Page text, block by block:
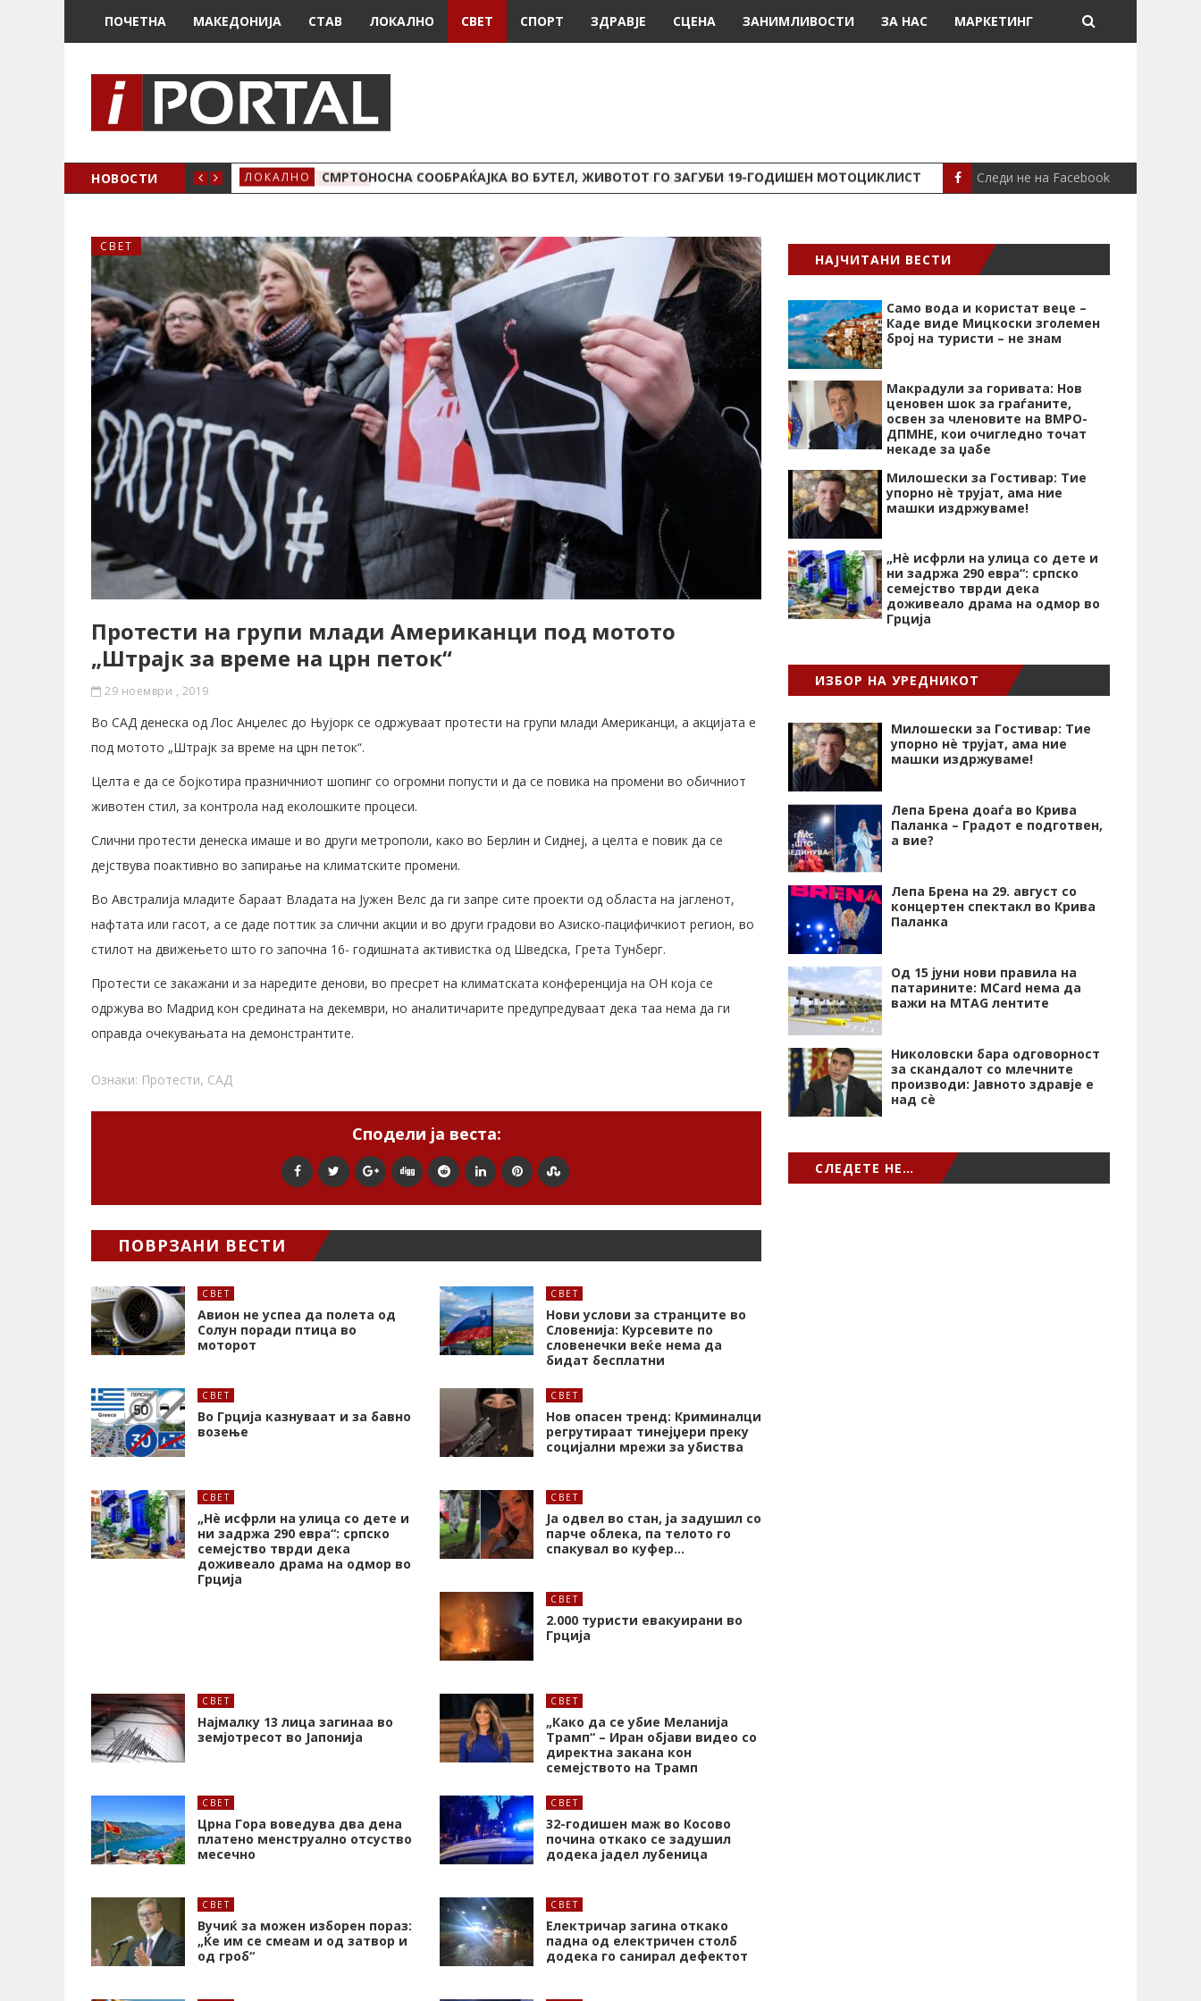
ПОЧЕТНА МАКЕДОНИЈА СТАВ ЛОКАЛНО СВЕТ СПОРТ ЗДРАВЈЕ СЦЕНА ЗАНИМЛИВОСТИ ЗА НАС МАРКЕТИНГ
НОВОСТИ ЛОКАЛНО СМРТОНОСНА СООБРАЌАЈКА ВО БУТЕЛ, ЖИВОТОТ ГО ЗАГУБИ 19-ГОДИШЕН МОТОЦИКЛИСТ СЦЕНА СЕВЕРИНА ВО
Следи не на Facebook
СВЕТ
Протести на групи млади Американци под мотото
„Штрајк за време на црн петок“
29 ноември , 2019
Во САД денеска од Лос Анџелес до Њујорк се одржуваат протести на групи млади Американци, а акцијата е
под мотото „Штрајк за време на црн петок“.
Целта е да се бојкотира празничниот шопинг со огромни попусти и да се повика на промени во обичниот
животен стил, за контрола над еколошките процеси.
Слични протести денеска имаше и во други метрополи, како во Берлин и Сиднеј, а целта е повик да се
дејствува поактивно во запирање на климатските промени.
Во Австралија младите бараат Владата на Јужен Велс да ги запре сите проекти од областа на јагленот,
нафтата или гасот, а се даде поттик за слични акции и во други градови во Азиско-пацифичкиот регион, во
стилот на движењето што го започна 16- годишната активистка од Шведска, Грета Тунберг.
Протести се закажани и за наредите денови, во пресрет на климатската конференција на ОН која се
одржува во Мадрид кон средината на декември, но аналитичарите предупредуваат дека таа нема да ги
оправда очекувањата на демонстрантите.
Ознаки: Протести, САД
Сподели ја веста:
ПОВРЗАНИ ВЕСТИ
СВЕТ
Авион не успеа да полета од
Солун поради птица во
моторот
СВЕТ
Нови услови за странците во
Словенија: Курсевите по
словенечки веќе нема да
бидат бесплатни
СВЕТ
Во Грција казнуваат и за бавно
возење
СВЕТ
Нов опасен тренд: Криминалци
регрутираат тинејџери преку
социјални мрежи за убиства
СВЕТ
„Нѐ исфрли на улица со дете и
ни задржа 290 евра“: српско
семејство тврди дека
доживеало драма на одмор во
Грција
СВЕТ
Ја одвел во стан, ја задушил со
парче облека, па телото го
спакувал во куфер…
СВЕТ
2.000 туристи евакуирани во
Грција
СВЕТ
Најмалку 13 лица загинаа во
земјотресот во Јапонија
СВЕТ
„Како да се убие Меланија
Трамп“ – Иран објави видео со
директна закана кон
семејството на Трамп
СВЕТ
Црна Гора воведува два дена
платено менструално отсуство
месечно
СВЕТ
32-годишен маж во Косово
почина откако се задушил
додека јадел лубеница
СВЕТ
Вучиќ за можен изборен пораз:
„Ќе им се смеам и од затвор и
од гроб“
СВЕТ
Електричар загина откако
падна од електричен столб
додека го санирал дефектот
НАЈЧИТАНИ ВЕСТИ
Само вода и користат веце –
Каде виде Мицкоски зголемен
број на туристи – не знам
Макрадули за горивата: Нов
ценовен шок за граѓаните,
освен за членовите на ВМРО-
ДПМНЕ, кои очигледно точат
некаде за џабе
Милошески за Гостивар: Тие
упорно нѐ трујат, ама ние
машки издржуваме!
„Нѐ исфрли на улица со дете и
ни задржа 290 евра“: српско
семејство тврди дека
доживеало драма на одмор во
Грција
ИЗБОР НА УРЕДНИКОТ
Милошески за Гостивар: Тие
упорно нѐ трујат, ама ние
машки издржуваме!
Лепа Брена доаѓа во Крива
Паланка – Градот е подготвен,
а вие?
Лепа Брена на 29. август со
концертен спектакл во Крива
Паланка
Од 15 јуни нови правила на
патарините: MCard нема да
важи на MTAG лентите
Николовски бара одговорност
за скандалот со млечните
производи: Јавното здравје е
над сѐ
СЛЕДЕТЕ НЕ…